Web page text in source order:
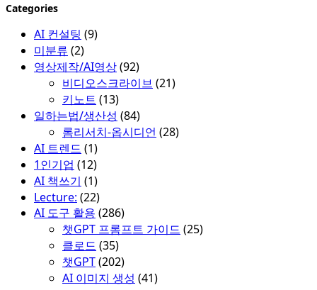
Categories
AI 컨설팅 (9)
미분류 (2)
영상제작/AI영상(92)
비디오스크라이브 (21)
키노트 (13)
일하는법/생산성 (84)
롬리서치-옵시디언 (28)
AI 트렌드 (1)
1인기업 (12)
AI 책쓰기 (1)
Lecture: (22)
AI 도구 활용 (286)
챗GPT 프롬프트 가이드 (25)
클로드 (35)
챗GPT(202)
AI 이미지 생성 (41)